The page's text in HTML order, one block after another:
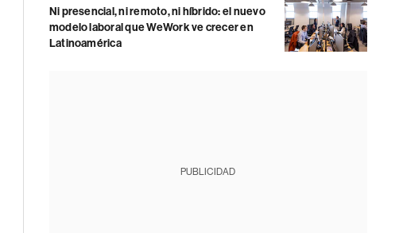
Ni presencial, ni remoto, ni híbrido: el nuevo
modelo laboral que WeWork ve crecer en
Latinoamérica
PUBLICIDAD